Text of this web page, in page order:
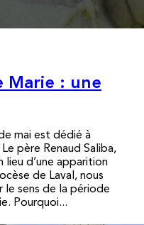
Marie : une
mai est dédié à
père Renaud Saliba,
lieu d’une apparition
de Laval, nous
le sens de la période
Pourquoi...